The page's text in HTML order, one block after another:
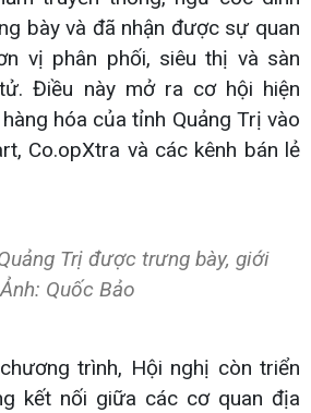
bày và đã nhận được sự quan
vị phân phối, siêu thị và sàn
Điều này mở ra cơ hội hiện
hóa của tỉnh Quảng Trị vào
Co.opXtra và các kênh bán lẻ
Trị được trưng bày, giới
Quốc Bảo
trình, Hội nghị còn triển
kết nối giữa các cơ quan địa